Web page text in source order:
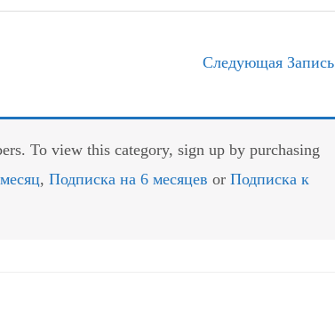
Следующая Запись
To view this category, sign up by purchasing
, Подписка на 6 месяцев or Подписка к